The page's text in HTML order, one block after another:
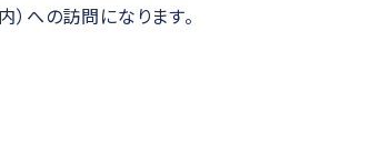
への訪問になります。